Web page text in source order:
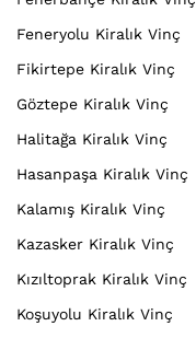
Feneryolu Kiralık Vinç
Fikirtepe Kiralık Vinç
Göztepe Kiralık Vinç
Halitağa Kiralık Vinç
Hasanpaşa Kiralık Vinç
Kalamış Kiralık Vinç
Kazasker Kiralık Vinç
Kızıltoprak Kiralık Vinç
Koşuyolu Kiralık Vinç